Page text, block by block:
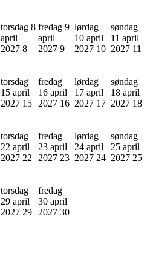
torsdag 8
april
2027 8
fredag 9
april
2027 9
lørdag
10 april
2027 10
søndag
11 april
2027 11
torsdag
15 april
2027 15
fredag
16 april
2027 16
lørdag
17 april
2027 17
søndag
18 april
2027 18
torsdag
22 april
2027 22
fredag
23 april
2027 23
lørdag
24 april
2027 24
søndag
25 april
2027 25
torsdag
29 april
2027 29
fredag
30 april
2027 30